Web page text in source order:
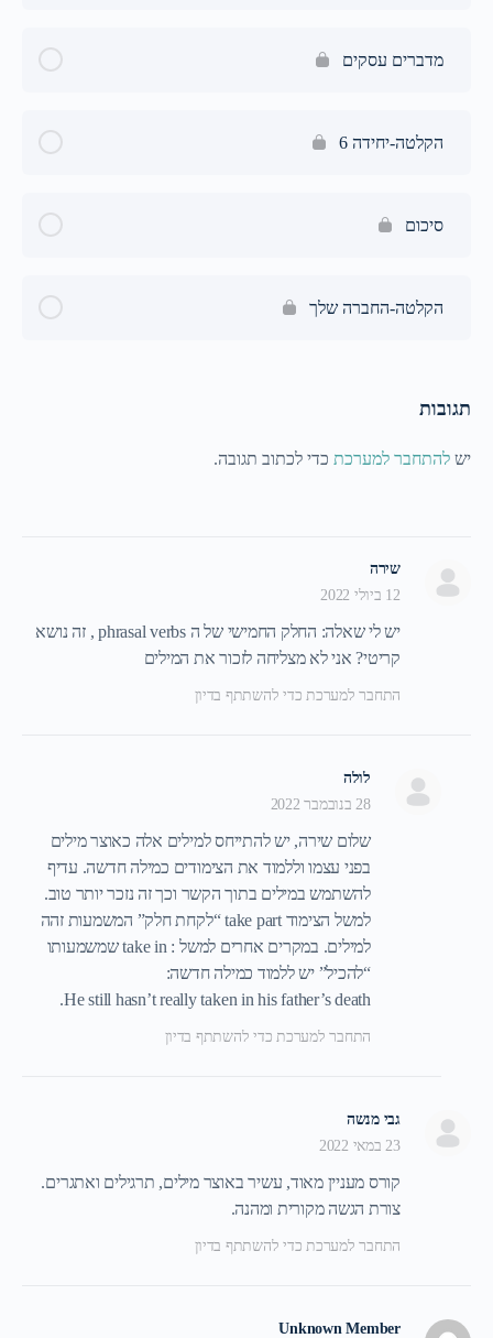
מדברים עסקים
הקלטה-יחידה 6
סיכום
הקלטה-החברה שלך
תגובות
יש להתחבר למערכת כדי לכתוב תגובה.
שירה
12 ביולי 2022
יש לי שאלה: החלק החמישי של ה phrasal verbs , זה נושא
קריטי? אני לא מצליחה לזכור את המילים
התחבר למערכת כדי להשתתף בדיון
לולה
28 בנובמבר 2022
שלום שירה, יש להתייחס למילים אלה כאוצר מילים
בפני עצמו וללמוד את הצימודים כמילה חדשה. עדיף
להשתמש במילים בתוך הקשר וכך זה נזכר יותר טוב.
למשל הצימוד take part “לקחת חלק” המשמעות זהה
למילים. במקרים אחרים למשל : take in שמשמעותו
“להכיל” יש ללמוד כמילה חדשה:
He still hasn’t really taken in his father’s death.
התחבר למערכת כדי להשתתף בדיון
גבי מנשה
23 במאי 2022
קורס מעניין מאוד, עשיר באוצר מילים, תרגילים ואתגרים.
צורת הגשה מקורית ומהנה.
התחבר למערכת כדי להשתתף בדיון
Unknown Member